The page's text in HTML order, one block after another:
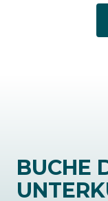
BUCHE